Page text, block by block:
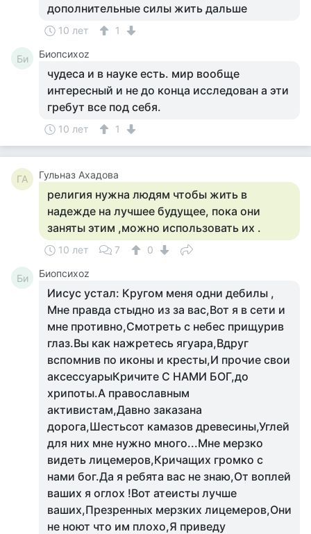
дополнительные силы жить дальше
10 лет 1
Би Биопсихоz
чудеса и в науке есть. мир вообще
интересный и не до конца исследован а эти
гребут все под себя.
10 лет 1
ГА Гульназ Ахадова
религия нужна людям чтобы жить в
надежде на лучшее будущее, пока они
заняты этим ,можно использовать их .
10 лет 7 0
Би Биопсихоz
Иисус устал: Кругом меня одни дебилы ,
Мне правда стыдно из за вас,Вот я в сети и
мне противно,Смотреть с небес прищурив
глаз.Вы как нажретесь ягуара,Вдруг
вспомнив по иконы и кресты,И прочие свои
аксессуарыКричите С НАМИ БОГ,до
хрипоты.А православным
активистам,Давно заказана
дорога,Шестьсот камазов древесины,Углей
для них мне нужно много...Мне мерзко
видеть лицемеров,Кричащих громко с
нами бог.Да я ребята вас не знаю,От воплей
ваших я оглох !Вот атеисты лучше
ваших,Презренных мерзких лицемеров,Они
не ноют что им плохо,Я приведу